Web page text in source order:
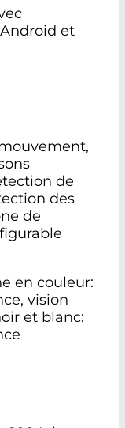
et
de
des
de
en couleur:
vision
et blanc: